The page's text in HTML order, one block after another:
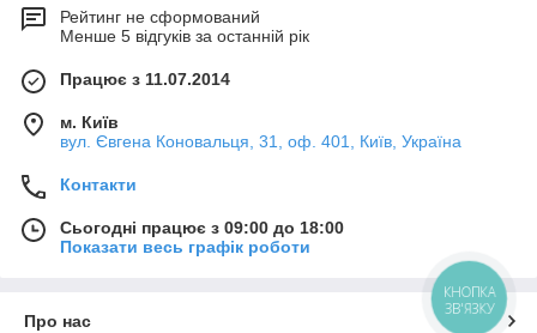
Рейтинг не сформований
Менше 5 відгуків за останній рік
Працює з 11.07.2014
м. Київ
вул. Євгена Коновальця, 31, оф. 401, Київ, Україна
Контакти
Сьогодні працює з 09:00 до 18:00
Показати весь графік роботи
Про нас
КНОПКА
ЗВ'ЯЗКУ